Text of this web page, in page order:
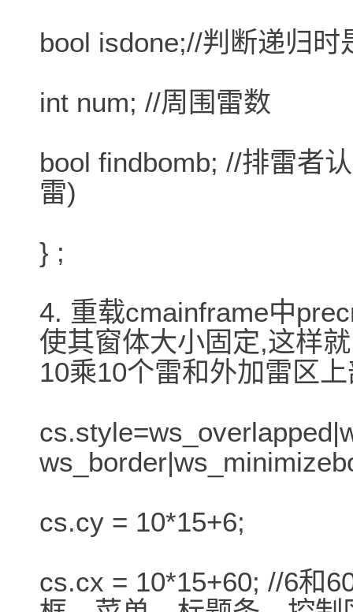
bool isdone;//判断递归时
int num; //周围雷数
bool findbomb; //排雷者
雷)
} ;
4. 重载cmainframe中
使其窗体大小固定,这样
10乘10个雷和外加雷区
cs.cy = 10*15+6;
cs.cx = 10*15+60; //6和